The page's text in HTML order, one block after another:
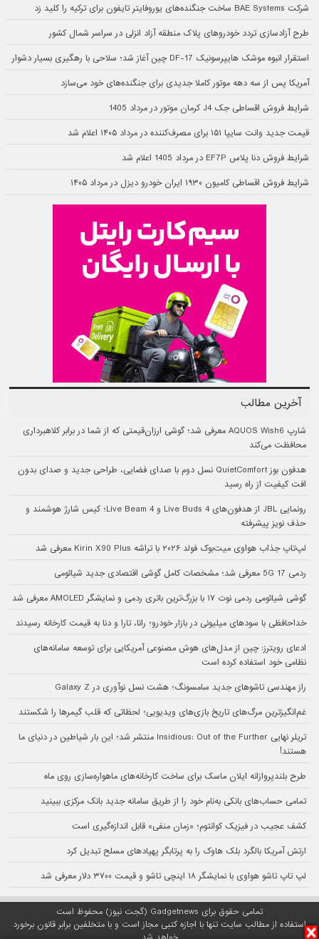
شرکت BAE Systems ساخت جنگنده‌های یوروفایتر تایفون برای ترکیه را کلید زد
طرح آزادسازی تردد خودروهای پلاک منطقه آزاد انزلی در سراسر شمال کشور
استقرار انبوه موشک هایپرسونیک DF-17 چین آغاز شد؛ سلاحی با رهگیری بسیار دشوار
آمریکا پس از سه دهه موتور کاملا جدیدی برای جنگنده‌های خود می‌سازد
شرایط فروش اقساطی جک J4 کرمان موتور در مرداد 1405
قیمت جدید وانت سایپا ۱۵۱ برای مصرف‌کننده در مرداد ۱۴۰۵ اعلام شد
شرایط فروش دنا پلاس EF7P در مرداد 1405 اعلام شد
شرایط فروش اقساطی کامیون ۱۹۳۰ ایران خودرو دیزل در مرداد ۱۴۰۵
آخرین مطالب
شارپ AQUOS Wish6 معرفی شد؛ گوشی ارزان‌قیمتی که از شما در برابر کلاهبرداری
محافظت می‌کند
هدفون بوز QuietComfort نسل دوم با صدای فضایی، طراحی جدید و صدای بدون
افت کیفیت از راه رسید
رونمایی JBL از هدفون‌های Live Buds 4 و Live Beam 4؛ کیس شارژ هوشمند و
حذف نویز پیشرفته
لپ‌تاپ جذاب هواوی میت‌بوک فولد ۲۰۲۶ با تراشه Kirin X90 Plus معرفی شد
ردمی 17 5G معرفی شد؛ مشخصات کامل گوشی اقتصادی جدید شیائومی
گوشی شیائومی ردمی نوت ۱۷ با بزرگ‌ترین باتری ردمی و نمایشگر AMOLED معرفی شد
خداحافظی با سودهای میلیونی در بازار خودرو؛ رانا، تارا و دنا به قیمت کارخانه رسیدند
ادعای رویترز: چین از مدل‌های هوش مصنوعی آمریکایی برای توسعه سامانه‌های
نظامی خود استفاده کرده است
راز مهندسی تاشوهای جدید سامسونگ؛ هشت نسل نوآوری در Galaxy Z
غم‌انگیزترین مرگ‌های تاریخ بازی‌های ویدیویی؛ لحظاتی که قلب گیمرها را شکستند
تریلر نهایی Insidious: Out of the Further منتشر شد؛ این بار شیاطین در دنیای ما
هستند!
طرح بلندپروازانه ایلان ماسک برای ساخت کارخانه‌های ماهواره‌سازی روی ماه
تمامی حساب‌های بانکی به‌نام خود را از طریق سامانه جدید بانک مرکزی ببینید
کشف عجیب در فیزیک کوانتوم؛ «زمان منفی» قابل اندازه‌گیری است
ارتش آمریکا بالگرد بلک هاوک را به پرتابگر پهپادهای مسلح تبدیل کرد
لپ تاپ تاشو هواوی با نمایشگر ۱۸ اینچی تاشو و قیمت ۳۷۰۰ دلار معرفی شد
تمامی حقوق برای Gadgetnews (گجت نیوز) محفوظ است
استفاده از مطالب سایت تنها با اجازه کتبی مجاز است و با متخلفین برابر قانون برخورد